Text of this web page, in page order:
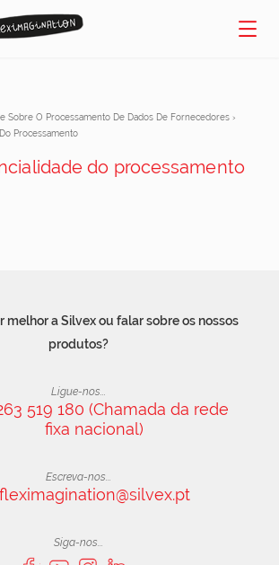
Sobre O Processamento De Dados De Fornecedores ›
Processamento
do processamento
melhor a Silvex ou falar sobre os nossos
produtos?
Ligue-nos...
519 180 (Chamada da rede
fixa nacional)
Escreva-nos...
fleximagination@silvex.pt
Siga-nos...